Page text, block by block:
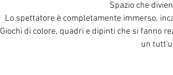
Spazio che
Lo spettatore è completamente immerso,
Giochi di colore, quadri e dipinti che si fanno
un